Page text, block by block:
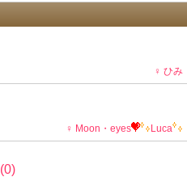
♀ ひみ
♀ Moon・eyes Luca
(0)